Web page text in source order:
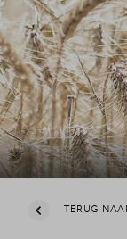
TERUG